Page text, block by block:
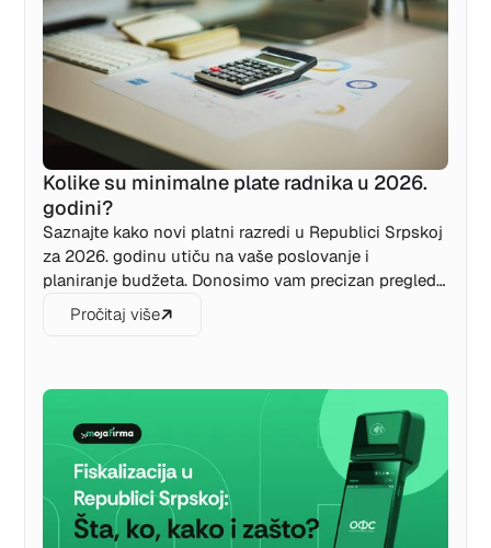
Kolike su minimalne plate radnika u 2026.
godini?
Saznajte kako novi platni razredi u Republici Srpskoj
za 2026. godinu utiču na vaše poslovanje i
planiranje budžeta. Donosimo vam precizan pregled
minimalnih neto osnovica po stručnoj spremi, nove
iznose toplog obroka, te analizu stvarnog bruto
Pročitaj više